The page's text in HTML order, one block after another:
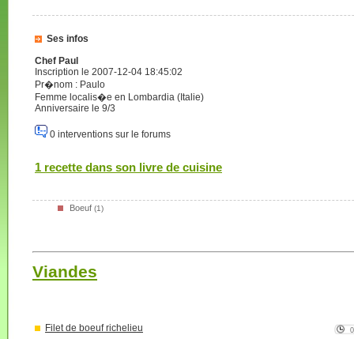
Ses infos
Chef Paul
Inscription le 2007-12-04 18:45:02
Pr�nom : Paulo
Femme localis�e en Lombardia (Italie)
Anniversaire le 9/3
0 interventions sur le forums
1 recette dans son livre de cuisine
Boeuf (1)
Viandes
Filet de boeuf richelieu